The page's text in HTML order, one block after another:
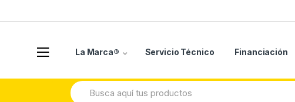
La Marca® Servicio Técnico Financiación
Search
for: